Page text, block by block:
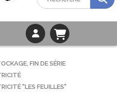
FIN DE SÉRIE
"LES FEUILLES"